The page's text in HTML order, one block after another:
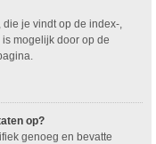
je vindt op de index-,
mogelijk door op de
op?
genoeg en bevatte